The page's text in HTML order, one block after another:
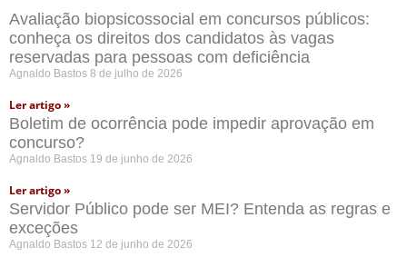
Avaliação biopsicossocial em concursos públicos:
conheça os direitos dos candidatos às vagas
reservadas para pessoas com deficiência
Agnaldo Bastos 8 de julho de 2026
Ler artigo »
Boletim de ocorrência pode impedir aprovação em
concurso?
Agnaldo Bastos 19 de junho de 2026
Ler artigo »
Servidor Público pode ser MEI? Entenda as regras e
exceções
Agnaldo Bastos 12 de junho de 2026